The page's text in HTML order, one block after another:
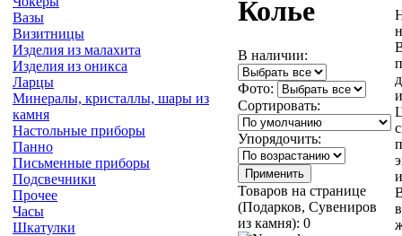
Вазы
Визитницы
Изделия из малахита
Изделия из оникса
Ларцы
Минералы, кристаллы, шары из
камня
Настольные приборы
Панно
Письменные приборы
Подсвечники
Прочее
Часы
Шкатулки
Колье
В наличии:
Фото:
Сортировать:
Упорядочить:
Товаров на странице
(Подарков, Сувениров
из камня): 0